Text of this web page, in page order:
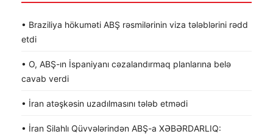
• Braziliya hökuməti ABŞ rəsmilərinin viza tələblərini rədd
etdi
• O, ABŞ-ın İspaniyanı cəzalandırmaq planlarına belə
cavab verdi
• İran atəşkəsin uzadılmasını tələb etmədi
• İran Silahlı Qüvvələrindən ABŞ-a XƏBƏRDARLIQ: